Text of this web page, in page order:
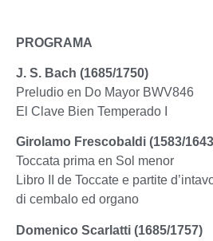
PROGRAMA
J. S. Bach (1685/1750)
Preludio en Do Mayor BWV846
El Clave Bien Temperado I
Girolamo Frescobaldi (1583/
Toccata prima en Sol menor
Libro II de Toccate e partite
di cembalo ed organo
Domenico Scarlatti (1685/1757)